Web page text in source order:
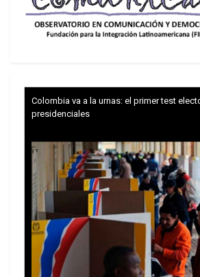
Toby lo escribió una vez:
“Mientras la Revoluciónviva en el
llegar al punto de no retorno
palabras se divorcien de la
peligro de pasar a la historia
de Socialismo” y eso es lo que
defenestrado Ramírez desde
Colombia va a la urnas: el primer test
presidenciales